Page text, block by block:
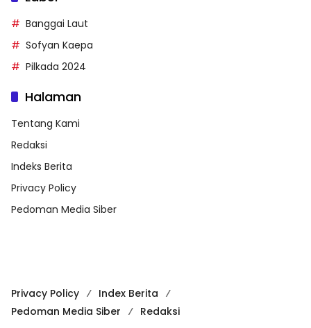
Banggai Laut
Sofyan Kaepa
Pilkada 2024
Halaman
Tentang Kami
Redaksi
Indeks Berita
Privacy Policy
Pedoman Media Siber
Privacy Policy
Index Berita
Pedoman Media Siber
Redaksi